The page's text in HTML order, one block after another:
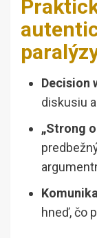
Decision
diskusiu
„Strong
hneď, čo